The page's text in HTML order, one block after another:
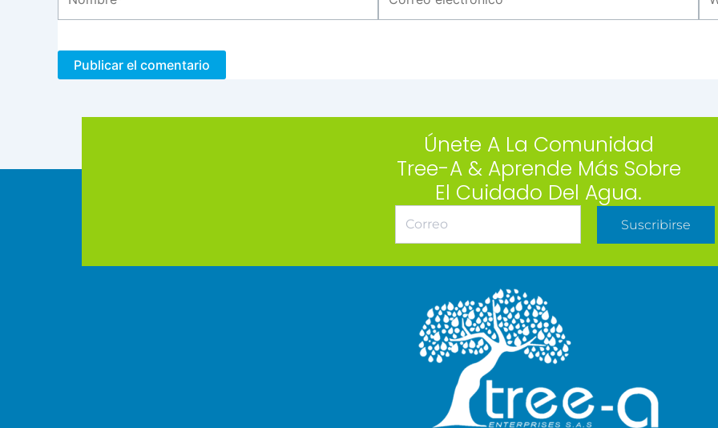
electrónico*
Únete A La Comunidad
Tree-A & Aprende Más Sobre
El Cuidado Del Agua.
Suscribirse